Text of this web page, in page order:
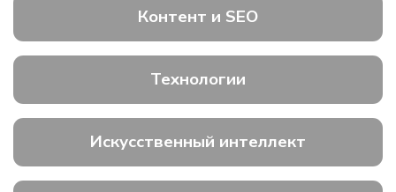
Контент и SEO
Технологии
Искусственный интеллект